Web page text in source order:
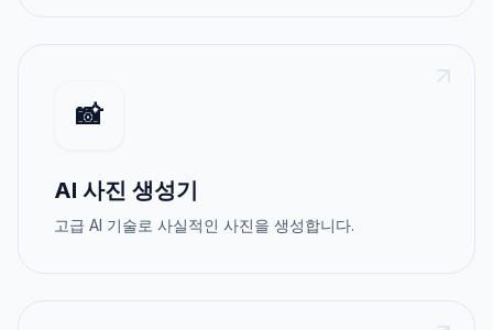
📸
AI 사진 생성기
고급 AI 기술로 사실적인 사진을 생성합니다.